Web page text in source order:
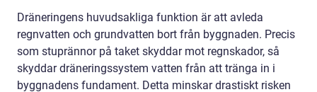
Dräneringens huvudsakliga funktion är att avleda
regnvatten och grundvatten bort från byggnaden. Precis
som stuprännor på taket skyddar mot regnskador, så
skyddar dräneringssystem vatten från att tränga in i
byggnadens fundament. Detta minskar drastiskt risken